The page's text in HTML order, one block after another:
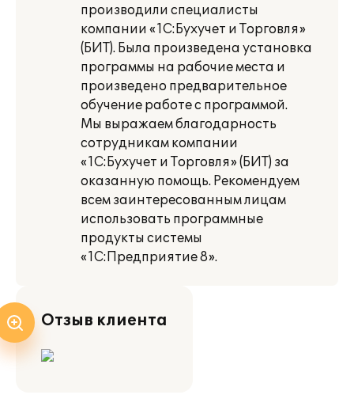
производили специалисты
компании «1С:Бухучет и Торговля»
(БИТ). Была произведена установка
программы на рабочие места и
произведено предварительное
обучение работе с программой.
Мы выражаем благодарность
сотрудникам компании
«1С:Бухучет и Торговля» (БИТ) за
оказанную помощь. Рекомендуем
всем заинтересованным лицам
использовать программные
продукты системы
«1С:Предприятие 8».
Отзыв клиента